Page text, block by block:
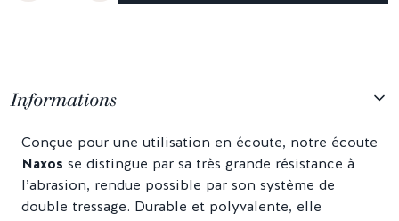
Informations
Conçue pour une utilisation en écoute, notre écoute
Naxos se distingue par sa très grande résistance à
l’abrasion, rendue possible par son système de
double tressage. Durable et polyvalente, elle